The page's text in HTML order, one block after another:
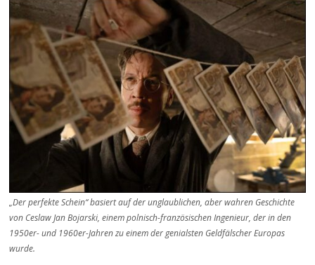
„Der perfekte Schein“ basiert auf der unglaublichen, aber wahren Geschichte
von Ceslaw Jan Bojarski, einem polnisch-französischen Ingenieur, der in den
1950er- und 1960er-Jahren zu einem der genialsten Geldfälscher Europas
wurde.